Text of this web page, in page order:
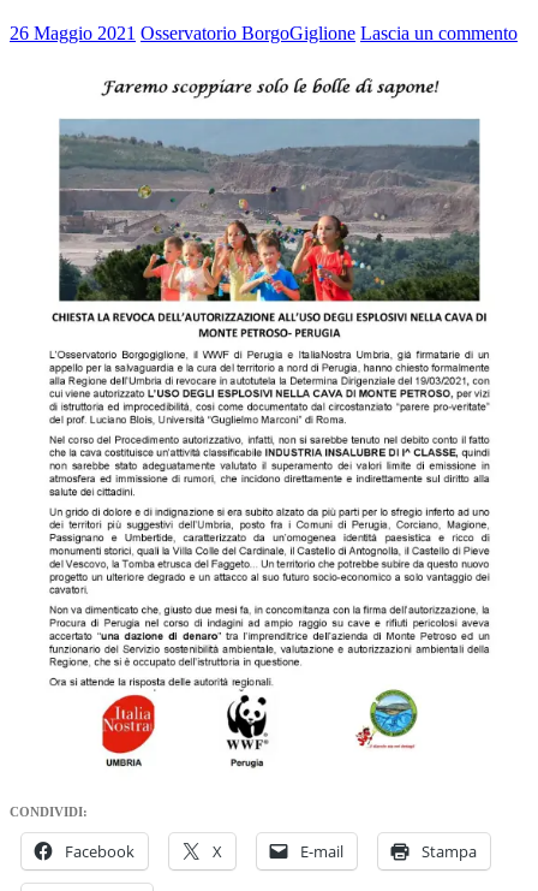
26 Maggio 2021 Osservatorio BorgoGiglione Lascia un commento
CONDIVIDI:
Facebook X E-mail Stampa